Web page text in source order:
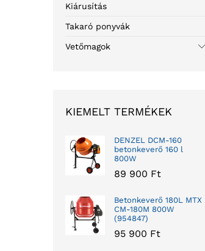
Kiárusítás
Takaró ponyvák
Vetőmagok
KIEMELT TERMÉKEK
DENZEL DCM-160
betonkeverő 160 l
800W
89 900 Ft
Betonkeverő 180L MTX
CM-180M 800W
(954847)
95 900 Ft